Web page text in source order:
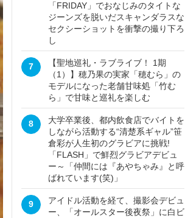
「FRIDAY」でおなじみのタイトな
ジーンズを脱いだスキャンダラスな
セクシーショットを衝撃の撮り下ろ
し
7
【聖地巡礼・ラブライブ！ 1期
（1）】穂乃果の実家「穂むら」の
モデルになった老舗甘味処「竹む
ら」で甘味と巡礼を楽しむ
8
大学卒業後、都内飲食店でバイトを
しながら活動する“清楚系ギャル”笹
倉彩が人生初のグラビアに挑戦!
「FLASH」で鮮烈グラビアデビュ
ー～「仲間には『あやちゃみ』と呼
ばれています(笑)」
9
アイドル活動を経て、撮影会デビュ
ー、「オールスター後夜祭」に白ビ